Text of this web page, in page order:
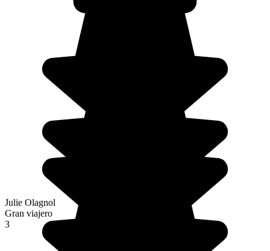
Julie Olagnol
Gran viajero
3